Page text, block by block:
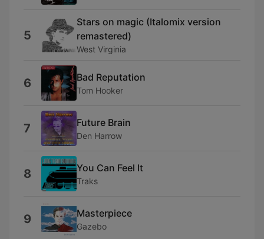
5
Stars on magic (Italomix version
remastered)
West Virginia
6 Bad Reputation
Tom Hooker
7 Future Brain
Den Harrow
8 You Can Feel It
Traks
9 Masterpiece
Gazebo